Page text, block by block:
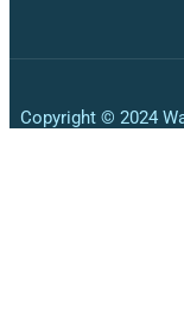
Copyright © 2024